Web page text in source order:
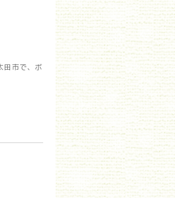
田市で、ボ